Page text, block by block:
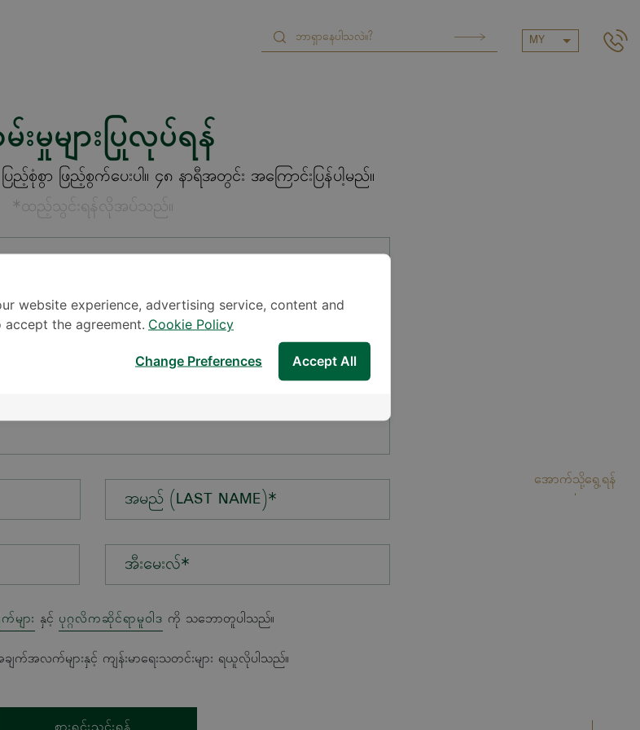
MY
းမှုများပြုလုပ်ရန်
စွာ ဖြည့်စွက်ပေးပါ။ ၄၈ နာရီအတွင်း အကြောင်းပြန်ပါ့မည်။
*ထည့်သွင်းရန်လိုအပ်သည်။
အမည် (LAST NAME)*
အီးမေးလ်*
ျား နှင့် ပုဂ္ဂလိကဆိုင်ရာမူဝါဒ ကို သဘောတူပါသည်။
က်အလက်များနှင့် ကျန်းမာရေးသတင်းများ ရယူလိုပါသည်။
အောက်သို့ရွေ့ရန်
website experience, advertising service, content and
the agreement. Cookie Policy
Accept All
Change Preferences